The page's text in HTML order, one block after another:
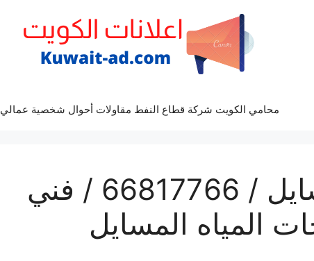
محامي الكويت شركة قطاع النفط مقاولات أحوال شخصية عمالي
مضخات مياه المسايل / 66817766 / فني
المياه المسايل